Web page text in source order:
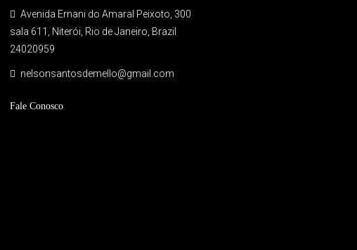
Avenida Ernani do Amaral Peixoto, 300
sala 611, Niterói, Rio de Janeiro, Brazil
24020959
nelsonsantosdemello@gmail.com
Fale Conosco